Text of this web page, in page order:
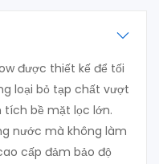
được thiết kế để tối
loại bỏ tạp chất vượt
tích bề mặt lọc lớn.
nước mà không làm
cấp đảm bảo độ